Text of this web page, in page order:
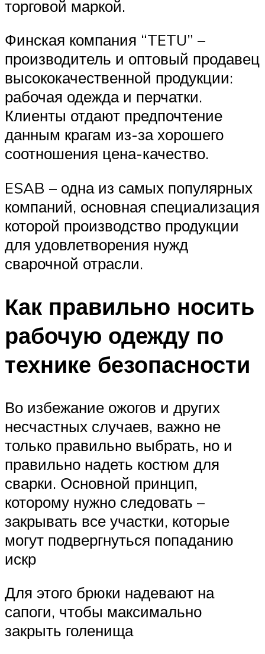
торговой маркой.
Финская компания “TETU” –
производитель и оптовый продавец
высококачественной продукции:
рабочая одежда и перчатки.
Клиенты отдают предпочтение
данным крагам из-за хорошего
соотношения цена-качество.
ESAB – одна из самых популярных
компаний, основная специализация
которой производство продукции
для удовлетворения нужд
сварочной отрасли.
Как правильно носить
рабочую одежду по
технике безопасности
Во избежание ожогов и других
несчастных случаев, важно не
только правильно выбрать, но и
правильно надеть костюм для
сварки. Основной принцип,
которому нужно следовать –
закрывать все участки, которые
могут подвергнуться попаданию
искр
Для этого брюки надевают на
сапоги, чтобы максимально
закрыть голенища